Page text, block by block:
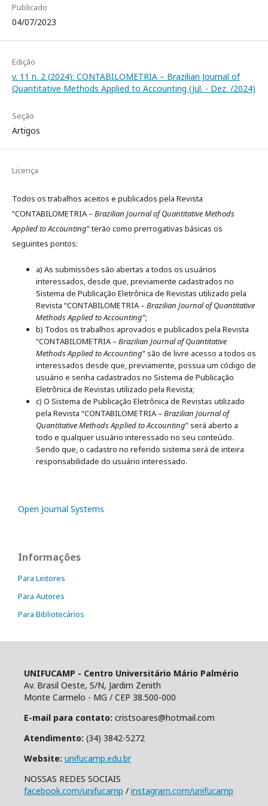
Publicado
04/07/2023
Edição
v. 11 n. 2 (2024): CONTABILOMETRIA – Brazilian Journal of
Quantitative Methods Applied to Accounting (Jul. - Dez. /2024)
Seção
Artigos
Licença
Todos os trabalhos aceitos e publicados pela Revista
“CONTABILOMETRIA – Brazilian Journal of Quantitative Methods
Applied to Accounting” terão como prerrogativas básicas os
seguintes pontos:
a) As submissões são abertas a todos os usuários
interessados, desde que, previamente cadastrados no
Sistema de Publicação Eletrônica de Revistas utilizado pela
Revista “CONTABILOMETRIA – Brazilian Journal of Quantitative
Methods Applied to Accounting”;
b) Todos os trabalhos aprovados e publicados pela Revista
“CONTABILOMETRIA – Brazilian Journal of Quantitative
Methods Applied to Accounting” são de livre acesso a todos os
interessados desde que, previamente, possua um código de
usuário e senha cadastrados no Sistema de Publicação
Eletrônica de Revistas utilizado pela Revista;
c) O Sistema de Publicação Eletrônica de Revistas utilizado
pela Revista “CONTABILOMETRIA – Brazilian Journal of
Quantitative Methods Applied to Accounting” será aberto a
todo e qualquer usuário interessado no seu conteúdo.
Sendo que, o cadastro no referido sistema será de inteira
responsabilidade do usuário interessado.
Open Journal Systems
Informações
Para Leitores
Para Autores
Para Bibliotecários
UNIFUCAMP - Centro Universitário Mário Palmério
Av. Brasil Oeste, S/N, Jardim Zenith
Monte Carmelo - MG / CEP 38.500-000
E-mail para contato: cristsoares@hotmail.com
Atendimento: (34) 3842-5272
Website: unifucamp.edu.br
NOSSAS REDES SOCIAIS
facebook.com/unifucamp / instagram.com/unifucamp